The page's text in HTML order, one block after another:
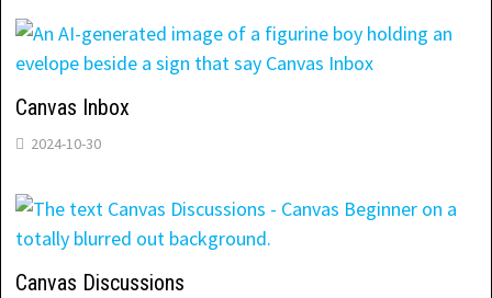
Canvas Inbox
2024-10-30
Canvas Discussions